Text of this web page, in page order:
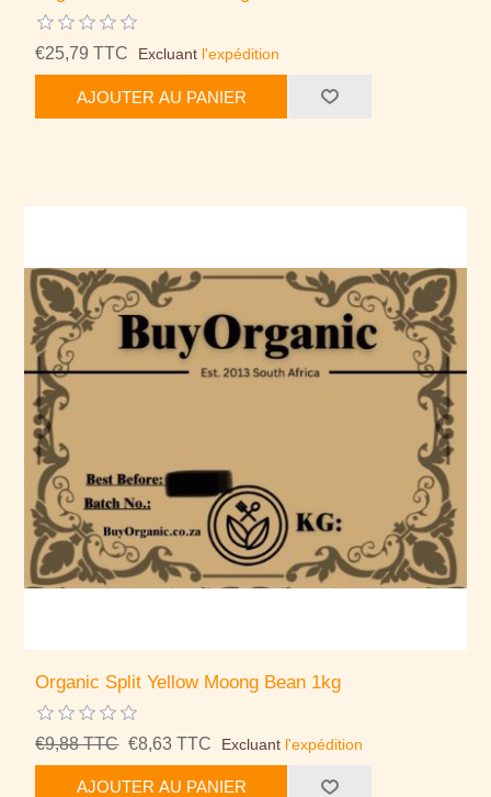
€25,79 TTC Excluant l'expédition
AJOUTER AU PANIER
Organic Split Yellow Moong Bean 1kg
€9,88 TTC €8,63 TTC Excluant l'expédition
AJOUTER AU PANIER